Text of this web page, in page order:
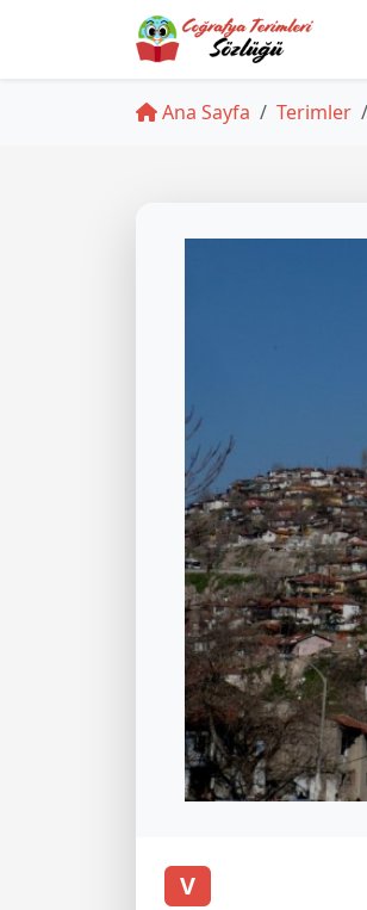
Ana Sayfa Terimler
V